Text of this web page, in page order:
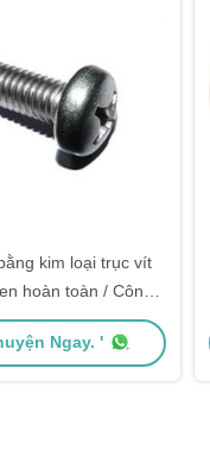
kim loại trục vít
hoàn toàn / Công
ô tô
Ngay. '